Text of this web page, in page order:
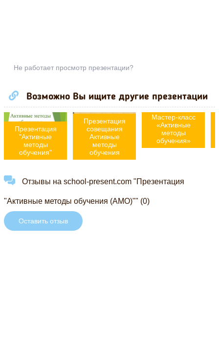
Не работает просмотр презентации?
Возможно Вы ищите другие презентации
Презентация
"Активные
методы
обучения"
Презентация
совещания
Активные
методы
обучения
Мастер-класс
«Активные
методы
обучения»
Отзывы на school-present.com "Презентация
"Активные методы обучения (АМО)"" (0)
Оставить отзыв